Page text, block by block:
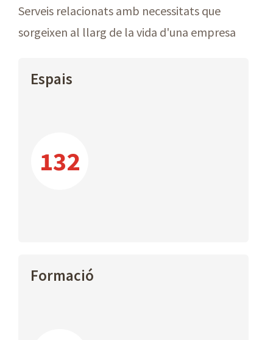
Serveis relacionats amb necessitats que
sorgeixen al llarg de la vida d'una empresa
Espais
132
Formació